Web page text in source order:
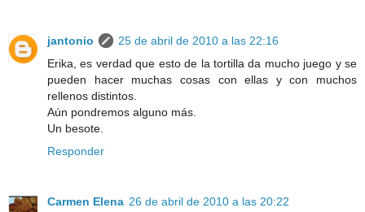
jantonio
25 de abril de 2010 a las 22:16
Erika, es verdad que esto de la tortilla da mucho juego y se
pueden hacer muchas cosas con ellas y con muchos
rellenos distintos.
Aún pondremos alguno más.
Un besote.
Responder
Carmen Elena 26 de abril de 2010 a las 20:22